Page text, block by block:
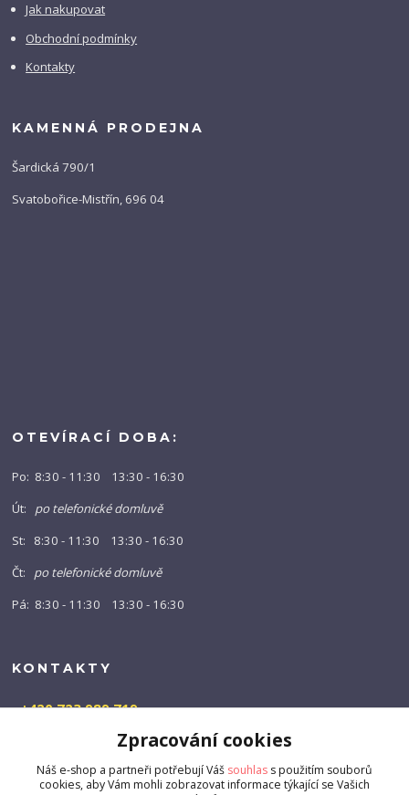
Jak nakupovat
Obchodní podmínky
Kontakty
KAMENNÁ PRODEJNA
Šardická 790/1
Svatobořice-Mistřín, 696 04
OTEVÍRACÍ DOBA:
Po: 8:30 - 11:30 13:30 - 16:30
Út: po telefonické domluvě
St: 8:30 - 11:30 13:30 - 16:30
Čt: po telefonické domluvě
Pá: 8:30 - 11:30 13:30 - 16:30
KONTAKTY
+420 723 989 719
info@barny-shop.cz
Zpracování cookies
Náš e-shop a partneři potřebují Váš souhlas s použitím souborů
cookies, aby Vám mohli zobrazovat informace týkající se Vašich